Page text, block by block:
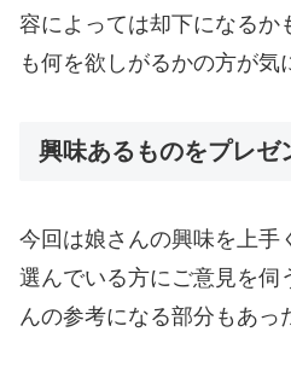
容によっては却下になるか
も何を欲しがるかの方が気
興味あるものをプレゼ
今回は娘さんの興味を上手
選んでいる方にご意見を伺
んの参考になる部分もあっ